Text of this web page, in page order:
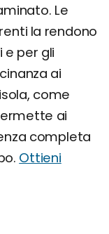
Le
la rendono
per gli
ai
come
ai
completa
Ottieni